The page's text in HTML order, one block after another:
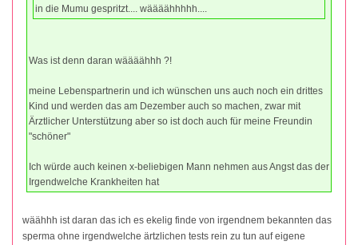
in die Mumu gespritzt.... wäääähhhhh....
Was ist denn daran wäääähhh ?!
meine Lebenspartnerin und ich wünschen uns auch noch ein drittes
Kind und werden das am Dezember auch so machen, zwar mit
Ärztlicher Unterstützung aber so ist doch auch für meine Freundin
"schöner"
Ich würde auch keinen x-beliebigen Mann nehmen aus Angst das der
Irgendwelche Krankheiten hat
wäähhh ist daran das ich es ekelig finde von irgendnem bekannten das
sperma ohne irgendwelche ärtzlichen tests rein zu tun auf eigene